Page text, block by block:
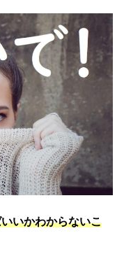
いかわからないこ